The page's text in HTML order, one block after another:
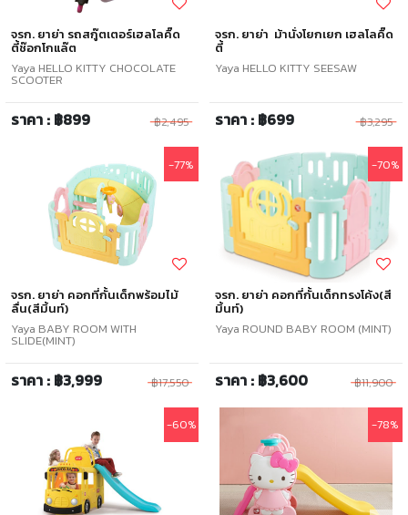
จรก. ยาย่า รถสกู๊ตเตอร์เฮลโลคิ๊ด
ตี้ช๊อกโกแล๊ต
Yaya HELLO KITTY CHOCOLATE
SCOOTER
ราคา : ฿899 ฿2,495
จรก. ยาย่า ม้านั่งโยกเยก เฮลโลคิ๊ด
ตี้
Yaya HELLO KITTY SEESAW
ราคา : ฿699 ฿3,295
-77%
จรก. ยาย่า คอกที่กั้นเด็กพร้อมไม้
ลื่น(สีมิ้นท์)
Yaya BABY ROOM WITH
SLIDE(MINT)
ราคา : ฿3,999 ฿17,550
-70%
จรก. ยาย่า คอกที่กั้นเด็กทรงโค้ง(สี
มิ้นท์)
Yaya ROUND BABY ROOM (MINT)
ราคา : ฿3,600 ฿11,900
-60% -78%